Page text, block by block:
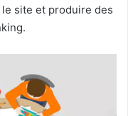
site et produire des